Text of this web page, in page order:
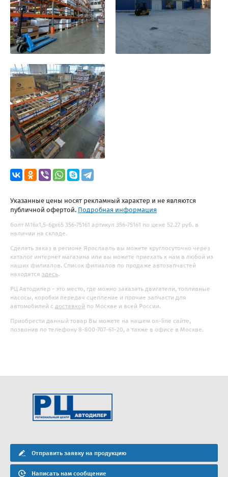
Указанные цены носят рекламный характер и не являются
публичной офертой. Подробная информация
болт М16x1,5-6gх65 356-75161 артикул 356-75161 по цене 52.27 руб. в
наличии на складе.
Сделать заказ в регионе Ярославль вы можете круглосуточно через
каталог интернет магазина или вы можете приехать к нам в любой из
наших филиалов. Список филиалов по продаже автозапчастей
находятся здесь.
РЦ Автодилер - это место, где можно заказать двигатели, топливные
насосы, коробки передач сцепление и прочие запчасти для
автомобилей с доставкой по Москве и всей России.
Приобрести данный товар Вы можете на нашем on-line сайте,
позвонив по телефону 8-800-707-61-20, а также в офисе в Москве.
Отправить заявку на продукцию
Написать нам сообщение